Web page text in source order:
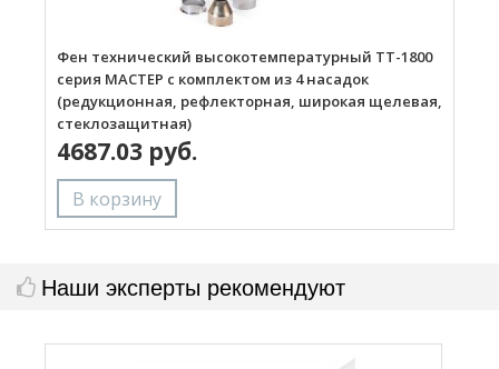
Фен технический высокотемпературный ТТ-1800
серия МАСТЕР с комплектом из 4 насадок
(редукционная, рефлекторная, широкая щелевая,
стеклозащитная)
4687.03 руб.
Наши эксперты рекомендуют